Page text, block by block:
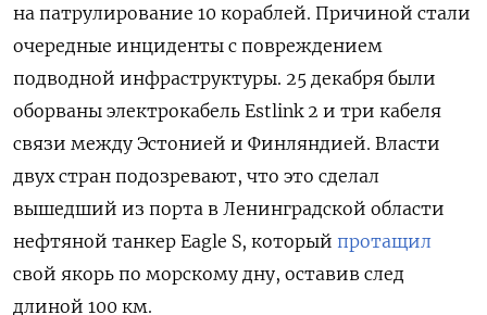
на патрулирование 10 кораблей. Причиной стали
очередные инциденты с повреждением
подводной инфраструктуры. 25 декабря были
оборваны электрокабель Estlink 2 и три кабеля
связи между Эстонией и Финляндией. Власти
двух стран подозревают, что это сделал
вышедший из порта в Ленинградской области
нефтяной танкер Eagle S, который протащил
свой якорь по морскому дну, оставив след
длиной 100 км.